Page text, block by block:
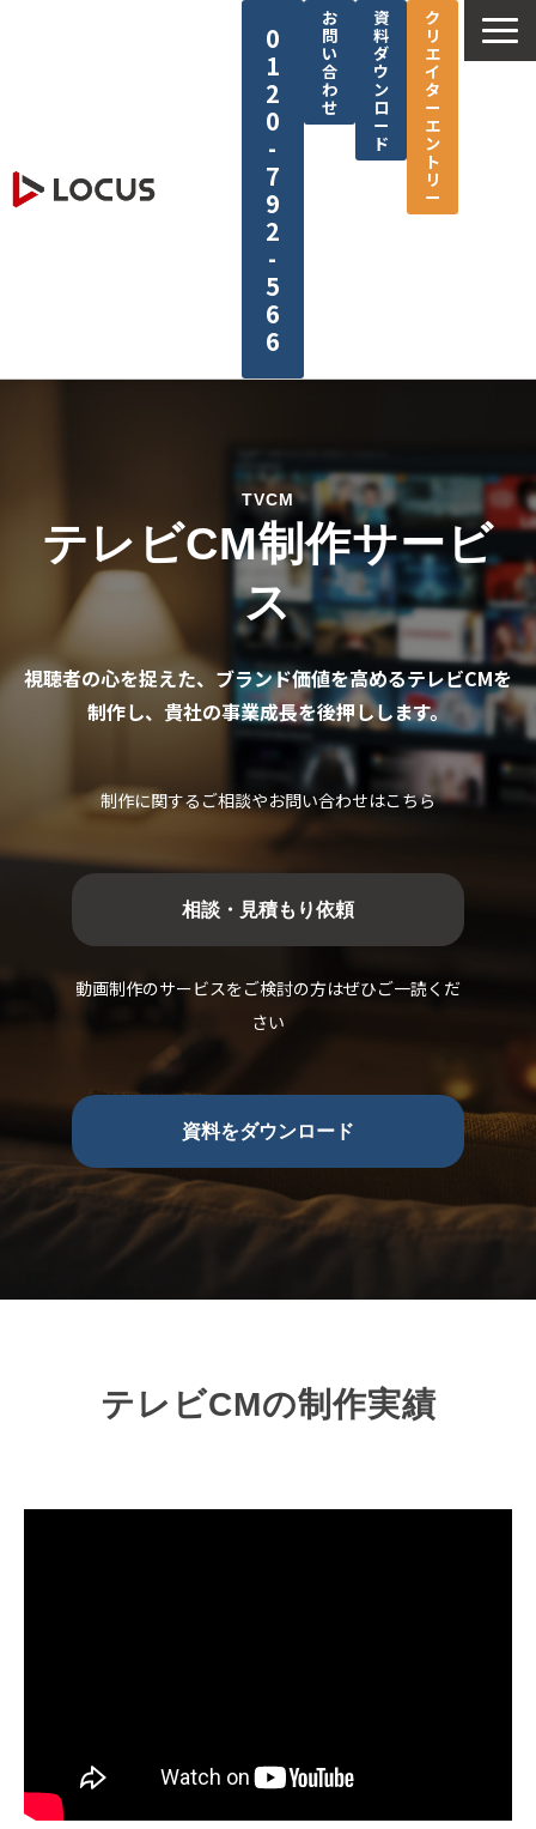
0
1
2
0
-
7
9
2
-
5
6
6
お
問
い
合
わ
せ
資
料
ダ
ウ
ン
ロ
ー
ド
ク
リ
エ
イ
タ
ー
エ
ン
ト
リ
ー
制作実績
セミナー
お客様の声
ブログ
お役立ち資料
TVCM
テレビCM制作サービ
ス
視聴者の心を捉えた、ブランド価値を高めるテレビCMを
制作し、貴社の事業成長を後押しします。
制作に関するご相談やお問い合わせはこちら
相談・見積もり依頼
動画制作のサービスをご検討の方はぜひご一読くだ
さい
資料をダウンロード
テレビCMの制作実績